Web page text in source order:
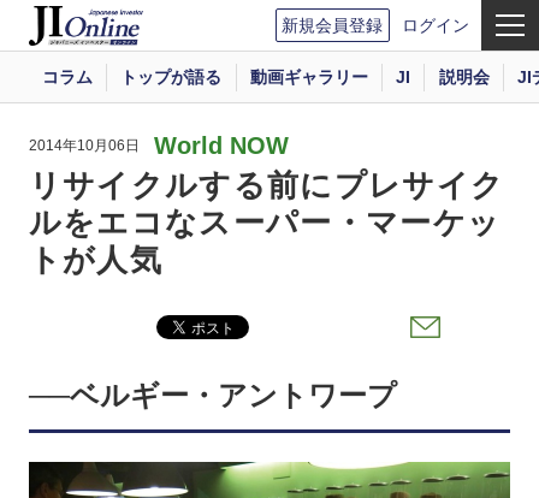
新規会員登録 ログイン
コラム トップが語る 動画ギャラリー JI 説明会 JI
2014年10月06日 World NOW
リサイクルする前にプレサイク
ルをエコなスーパー・マーケッ
トが人気
──ベルギー・アントワープ